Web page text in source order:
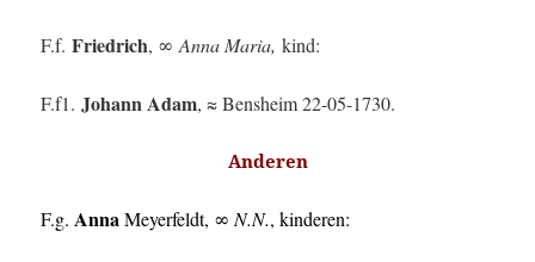
F.f.Friedrich, ∞Anna Maria,kind:
F.f1.Johann Adam, ≈ Bensheim 22-05-1730.
Anderen
F.g.AnnaMeyerfeldt, ∞N.N., kinderen: